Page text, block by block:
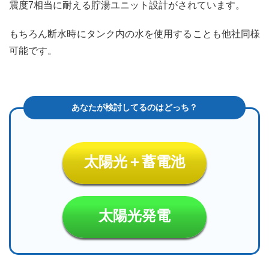
震度7相当に耐える貯湯ユニット設計がされています。
もちろん断水時にタンク内の水を使用することも他社同様
可能です。
太陽光＋蓄電池
太陽光発電